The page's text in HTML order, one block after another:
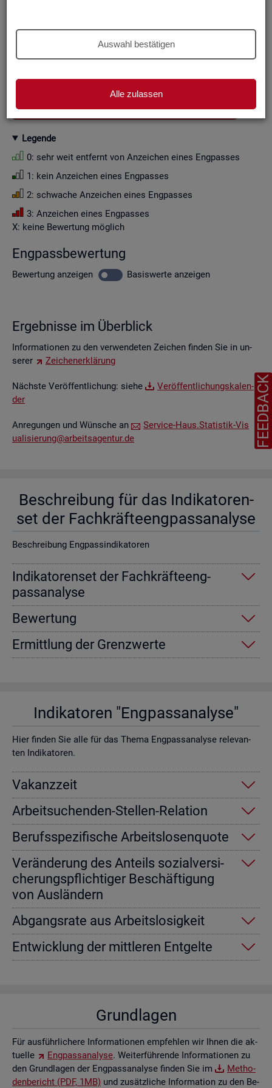
Auswahl bestätigen
Alle zulassen
Zah­len­wer­te i. d. R. auf Viel­fa­che von Zehn ge­run­det (siehe
die Fil­ter­mög­lich­kei­ten und die an­ge­zeig­ten Daten.
GESAMTDOWNLOAD ENGPASSANALYSE ALS CSV
Le­gen­de
0: sehr weit ent­fernt von An­zei­chen eines Eng­pas­ses
1: kein An­zei­chen eines Eng­pas­ses
2: schwa­che An­zei­chen eines Eng­pas­ses
3: An­zei­chen eines Eng­pas­ses
X: keine Be­wer­tung mög­lich
Eng­pass­be­wer­tung
Be­wer­tung an­zei­gen Ba­sis­wer­te an­zei­gen
Er­geb­nis­se im Über­blick
In­for­ma­tio­nen zu den ver­wen­de­ten Zei­chen fin­den Sie in un­
se­rer
Zei­chen­er­klä­rung
Nächs­te Ver­öf­fent­li­chung: siehe
Ver­öf­fent­li­chungs­ka­len­
der
An­re­gun­gen und Wün­sche an
Ser­vice-Haus.​Statistik-​Vis​
uali​sier​ung@​arb​eits​agen​tur.​de
Be­schrei­bung für das In­di­ka­to­ren­
set der Fach­kräf­te­eng­pass­ana­ly­se
Be­schrei­bung Eng­pas­sin­di­ka­to­ren
In­di­ka­to­ren­set der Fach­kräf­te­eng­
pass­ana­ly­se
Be­wer­tung
Er­mitt­lung der Grenz­wer­te
In­di­ka­to­ren "Eng­pass­ana­ly­se"
Hier fin­den Sie alle für das Thema Eng­pass­ana­ly­se re­le­van­
ten In­di­ka­to­ren.
Va­kanz­zeit
Ar­beit­su­chen­den-Stel­len-Re­la­ti­on
Be­rufs­spe­zi­fi­sche Ar­beits­lo­sen­quo­te
Ver­än­de­rung des An­teils so­zi­al­ver­si­
che­rungs­pflich­ti­ger Be­schäf­ti­gung
von Aus­län­dern
Ab­gangs­ra­te aus Ar­beits­lo­sig­keit
Ent­wick­lung der mitt­le­ren Ent­gel­te
Grund­la­gen
Für aus­führ­li­che­re In­for­ma­tio­nen emp­feh­len wir Ihnen die ak­
tu­el­le
Eng­pass­ana­ly­se. Wei­ter­füh­ren­de In­for­ma­tio­nen zu
den Grund­la­gen der Eng­pass­ana­ly­se fin­den Sie im
Me­tho­
den­be­richt (PDF, 1MB) und zu­sätz­li­che In­for­ma­ti­on zu den Be­
FEEDBACK